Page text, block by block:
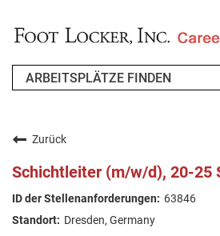
FAQ
ARBEIT SUCHEN
Zurück
Schichtleiter (m/w/d), 20-25
63846
Dresden, Germany